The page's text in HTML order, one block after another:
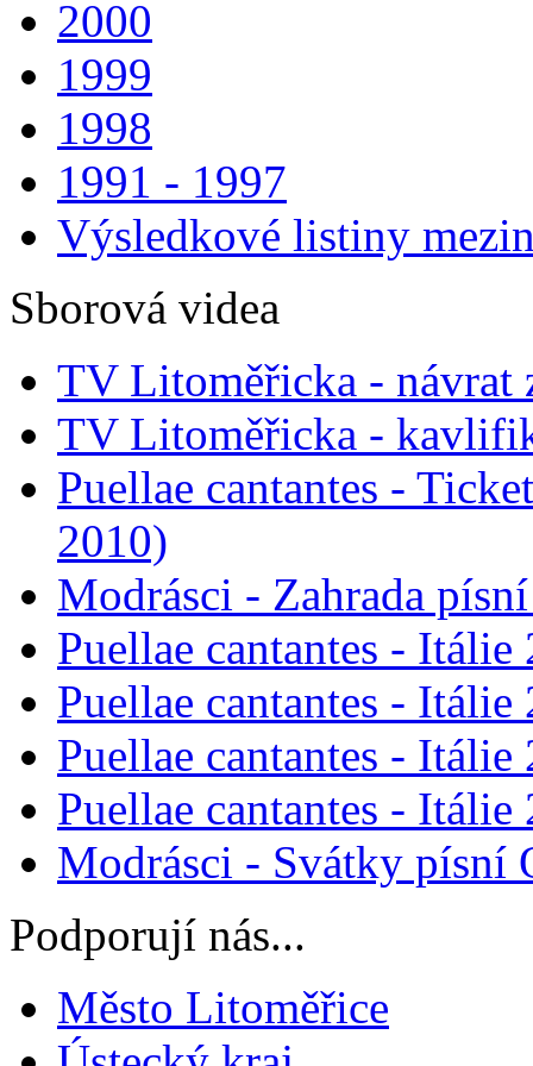
2000
1999
1998
1991 - 1997
Výsledkové listiny
Sborová videa
TV Litoměřicka - návrat
TV Litoměřicka -
Puellae cantantes -
2010)
Modrásci - Zahrada
Puellae cantantes - Itálie
Puellae cantantes - Itálie
Puellae cantantes -
Puellae cantantes -
Modrásci - Svátky písní
Podporují nás...
Město Litoměřice